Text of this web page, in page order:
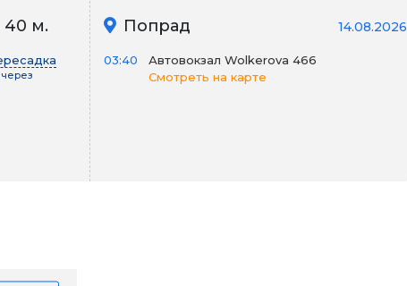
40 м. Попрад 14.08.2026
03:40
Автовокзал Wolkerova 466
Смотреть на карте